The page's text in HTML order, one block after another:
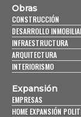
Obras
CONSTRUCCIÓN
DESARROLLO
INFRAESTRUCTURA
ARQUITECTURA
INTERIORISMO
Expansión
EMPRESAS
HOME EXPANSIÓN